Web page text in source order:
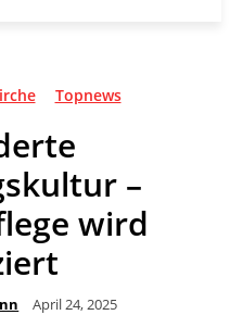
Topnews
–
wird
April 24, 2025